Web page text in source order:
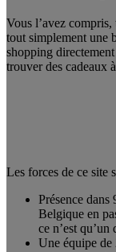
Vous l’avez
tout simplement une
shopping
trouver des cadeaux
Les forces de ce site
Présence
Belgique en
ce n’est qu’un
Une équipe de